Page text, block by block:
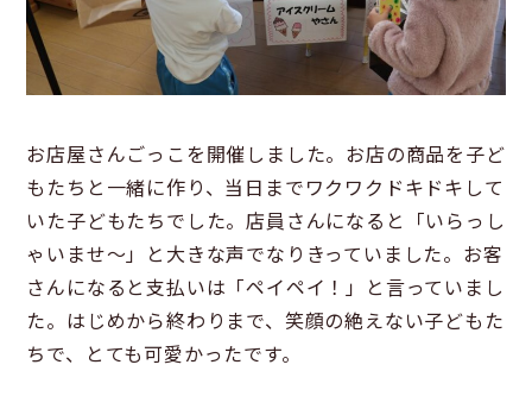
お店屋さんごっこを開催しました。お店の商品を子ど
もたちと一緒に作り、当日までワクワクドキドキして
いた子どもたちでした。店員さんになると「いらっし
ゃいませ〜」と大きな声でなりきっていました。お客
さんになると支払いは「ペイペイ！」と言っていまし
た。はじめから終わりまで、笑顔の絶えない子どもた
ちで、とても可愛かったです。